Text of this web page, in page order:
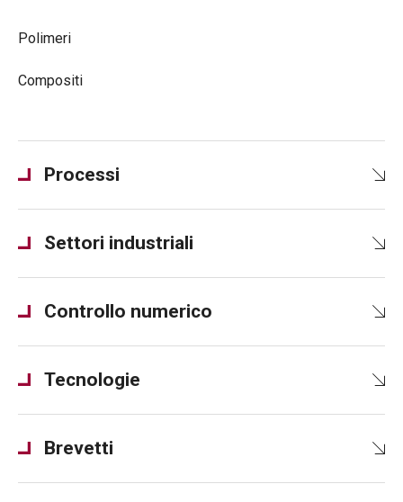
Polimeri
Compositi
Processi
Settori industriali
Controllo numerico
Tecnologie
Brevetti